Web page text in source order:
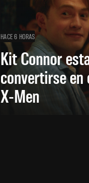
HACE 6 HORAS
Kit Connor
convertirse en
X-Men